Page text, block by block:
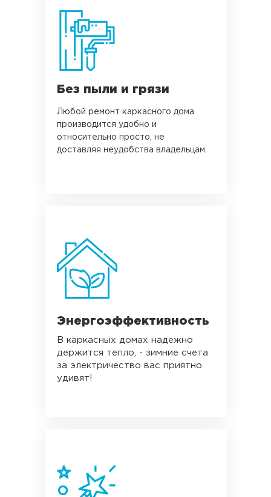
Любой ремонт каркасного дома
производится удобно и
относительно просто, не
доставляя неудобства владельцам.
В каркасных домах надежно
держится тепло, - зимние счета
за электричество вас приятно
удивят!
Без пыли и грязи
Энергоэффективность